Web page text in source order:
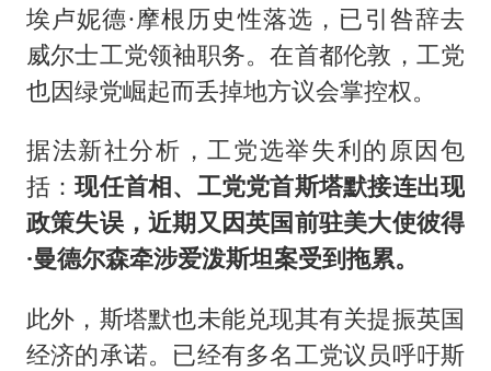
埃卢妮德·摩根历史性落选，已引咎辞去
威尔士工党领袖职务。在首都伦敦，工党
也因绿党崛起而丢掉地方议会掌控权。
据法新社分析，工党选举失利的原因包
括：现任首相、工党党首斯塔默接连出现
政策失误，近期又因英国前驻美大使彼得
·曼德尔森牵涉爱泼斯坦案受到拖累。
此外，斯塔默也未能兑现其有关提振英国
经济的承诺。已经有多名工党议员呼吁斯